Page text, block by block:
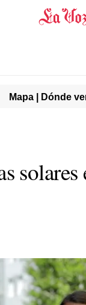
Mapa | Dónde
solares